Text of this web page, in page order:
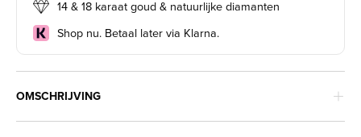
14 & 18 karaat goud & natuurlijke diamanten
Shop nu. Betaal later via Klarna.
OMSCHRIJVING